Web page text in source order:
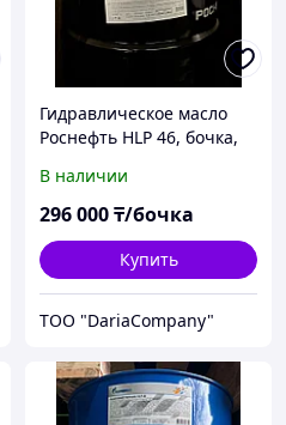
Гидравлическое масло
Роснефть HLP 46, бочка,
В наличии
296 000₸/бочка
Купить
TOO "DariaCompany"